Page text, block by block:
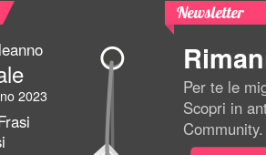
2023
Newsletter
Per te le
Scopri in
Community.